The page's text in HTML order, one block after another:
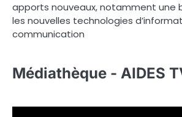
apports nouveaux, notamment une
les nouvelles technologies
communication
Médiathèque - AIDES